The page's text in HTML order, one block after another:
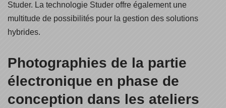
Studer. La technologie Studer offre également une
multitude de possibilités pour la gestion des solutions
hybrides.
Photographies de la partie
électronique en phase de
conception dans les ateliers